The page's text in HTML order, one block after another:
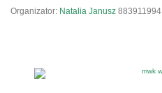
Organizator: Natalia Janusz 883911994